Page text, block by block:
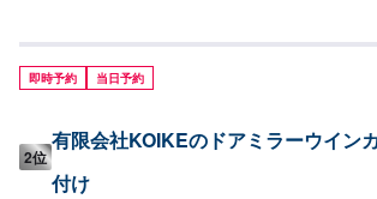
希望の時間に応じてプランをご提案！>★安く済ませ
れない…★車が動かなくなってしまった…などのご相談
【1】オファーにてお問い合わせ【2】お見積り【3】お
間程度で納車となります。(要相談)納期は前後する場合
了承ください。-----代車について-----無料の代車をご
作業中は代車をご利用ください。※代車の燃料代はお客
即時予約 当日予約
2位
有限会社KOIKEのドアミラーウイン
付け